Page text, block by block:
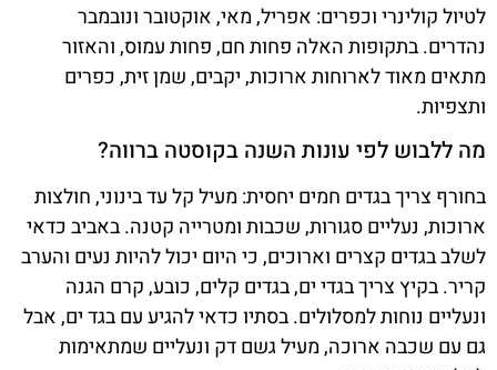
לטיול קולינרי וכפרים: אפריל, מאי, אוקטובר ונובמבר
נהדרים. בתקופות האלה פחות חם, פחות עמוס, והאזור
מתאים מאוד לארוחות ארוכות, יקבים, שמן זית, כפרים
ותצפיות.
מה ללבוש לפי עונות השנה בקוסטה ברווה?
בחורף צריך בגדים חמים יחסית: מעיל קל עד בינוני, חולצות
ארוכות, נעליים סגורות, שכבות ומטרייה קטנה. באביב כדאי
לשלב בגדים קצרים וארוכים, כי היום יכול להיות נעים והערב
קריר. בקיץ צריך בגדי ים, בגדים קלים, כובע, קרם הגנה
ונעליים נוחות למסלולים. בסתיו כדאי להגיע עם בגד ים, אבל
גם עם שכבה ארוכה, מעיל גשם דק ונעליים שמתאימות